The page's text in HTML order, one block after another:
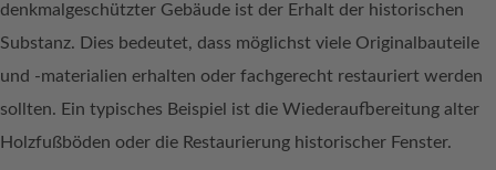
denkmalgeschützter Gebäude ist der Erhalt der historischen
Substanz. Dies bedeutet, dass möglichst viele Originalbauteile
und -materialien erhalten oder fachgerecht restauriert werden
sollten. Ein typisches Beispiel ist die Wiederaufbereitung alter
Holzfußböden oder die Restaurierung historischer Fenster.